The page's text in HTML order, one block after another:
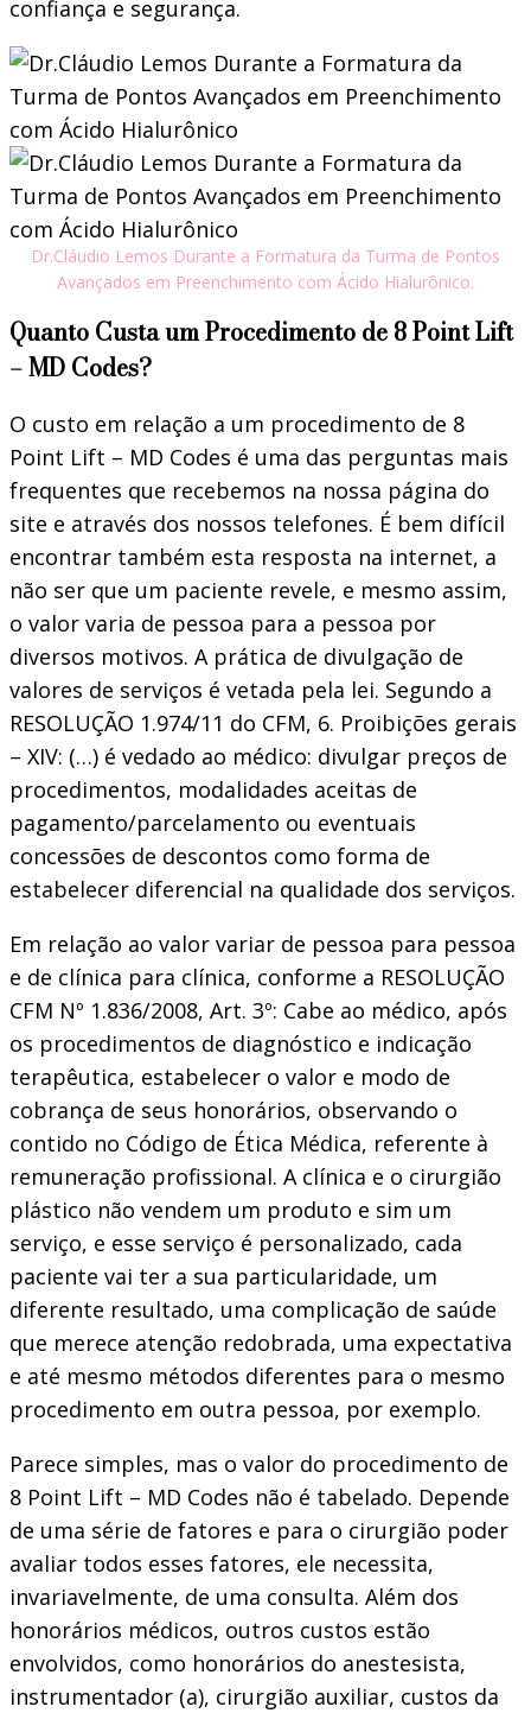
confiança e segurança.
Dr.Cláudio Lemos Durante a Formatura da Turma de Pontos
Avançados em Preenchimento com Ácido Hialurônico.
Quanto Custa um Procedimento de 8 Point Lift
– MD Codes?
O custo em relação a um procedimento de 8
Point Lift – MD Codes é uma das perguntas mais
frequentes que recebemos na nossa página do
site e através dos nossos telefones. É bem difícil
encontrar também esta resposta na internet, a
não ser que um paciente revele, e mesmo assim,
o valor varia de pessoa para a pessoa por
diversos motivos. A prática de divulgação de
valores de serviços é vetada pela lei. Segundo a
RESOLUÇÃO 1.974/11 do CFM, 6. Proibições gerais
– XIV: (…) é vedado ao médico: divulgar preços de
procedimentos, modalidades aceitas de
pagamento/parcelamento ou eventuais
concessões de descontos como forma de
estabelecer diferencial na qualidade dos serviços.
Em relação ao valor variar de pessoa para pessoa
e de clínica para clínica, conforme a RESOLUÇÃO
CFM Nº 1.836/2008, Art. 3º: Cabe ao médico, após
os procedimentos de diagnóstico e indicação
terapêutica, estabelecer o valor e modo de
cobrança de seus honorários, observando o
contido no Código de Ética Médica, referente à
remuneração profissional. A clínica e o cirurgião
plástico não vendem um produto e sim um
serviço, e esse serviço é personalizado, cada
paciente vai ter a sua particularidade, um
diferente resultado, uma complicação de saúde
que merece atenção redobrada, uma expectativa
e até mesmo métodos diferentes para o mesmo
procedimento em outra pessoa, por exemplo.
Parece simples, mas o valor do procedimento de
8 Point Lift – MD Codes não é tabelado. Depende
de uma série de fatores e para o cirurgião poder
avaliar todos esses fatores, ele necessita,
invariavelmente, de uma consulta. Além dos
honorários médicos, outros custos estão
envolvidos, como honorários do anestesista,
instrumentador (a), cirurgião auxiliar, custos da